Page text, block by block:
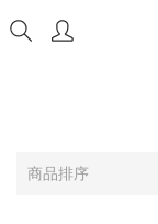
商品排序